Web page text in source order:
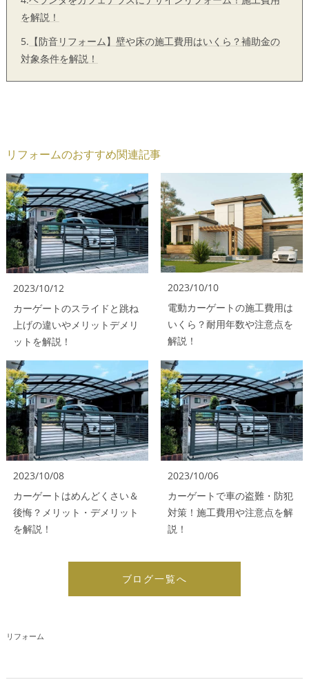
を解説！
5. 【防音リフォーム】壁や床の施工費用はいくら？補助金の
対象条件を解説！
リフォームのおすすめ関連記事
2023/10/12
カーゲートのスライドと跳ね
上げの違いやメリットデメリ
ットを解説！
2023/10/10
電動カーゲートの施工費用は
いくら？耐用年数や注意点を
解説！
2023/10/08
カーゲートはめんどくさい＆
後悔？メリット・デメリット
を解説！
2023/10/06
カーゲートで車の盗難・防犯
対策！施工費用や注意点を解
説！
ブログ一覧へ
リフォーム